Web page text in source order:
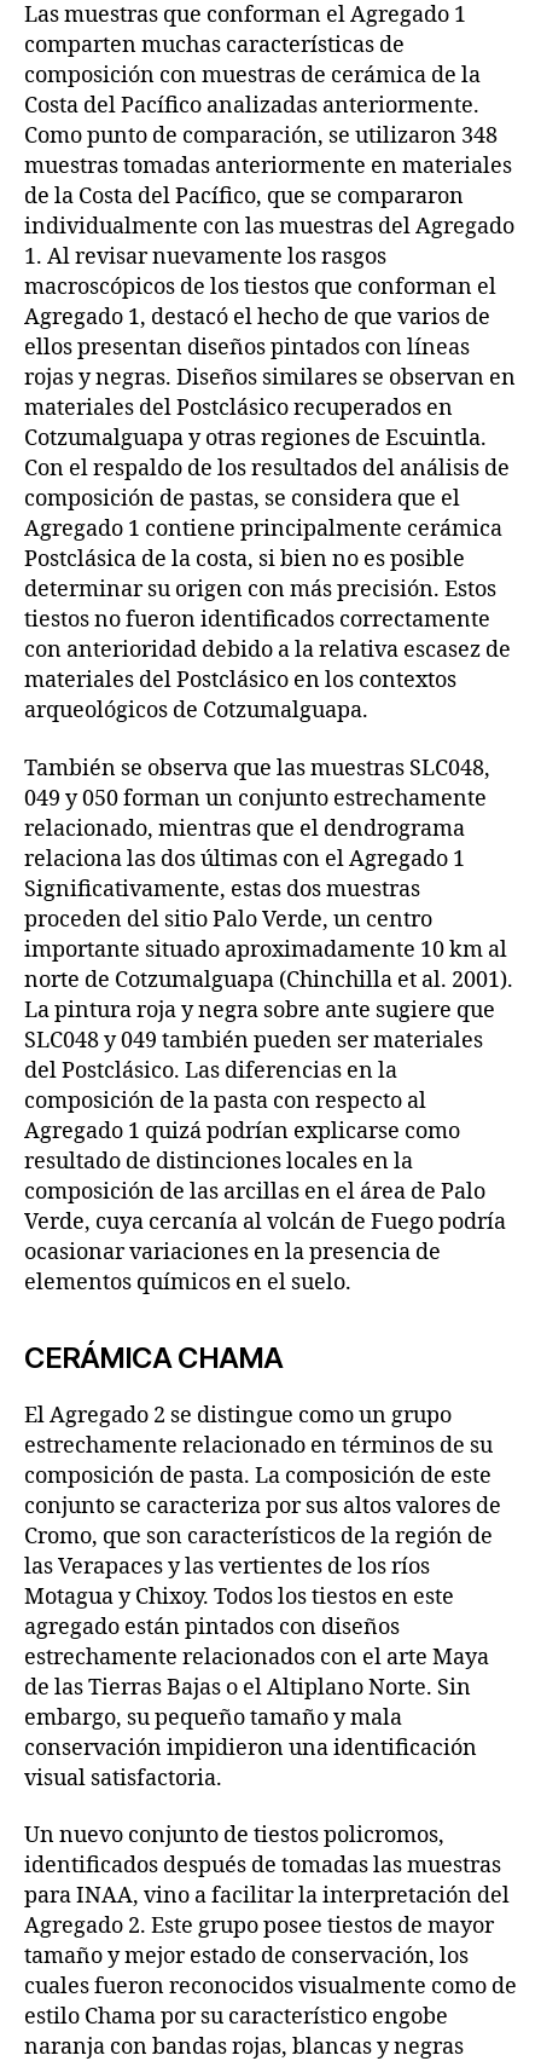
Las muestras que conforman el Agregado 1
comparten muchas características de
composición con muestras de cerámica de la
Costa del Pacífico analizadas anteriormente.
Como punto de comparación, se utilizaron 348
muestras tomadas anteriormente en materiales
de la Costa del Pacífico, que se compararon
individualmente con las muestras del Agregado
1. Al revisar nuevamente los rasgos
macroscópicos de los tiestos que conforman el
Agregado 1, destacó el hecho de que varios de
ellos presentan diseños pintados con líneas
rojas y negras. Diseños similares se observan en
materiales del Postclásico recuperados en
Cotzumalguapa y otras regiones de Escuintla.
Con el respaldo de los resultados del análisis de
composición de pastas, se considera que el
Agregado 1 contiene principalmente cerámica
Postclásica de la costa, si bien no es posible
determinar su origen con más precisión. Estos
tiestos no fueron identificados correctamente
con anterioridad debido a la relativa escasez de
materiales del Postclásico en los contextos
arqueológicos de Cotzumalguapa.
También se observa que las muestras SLC048,
049 y 050 forman un conjunto estrechamente
relacionado, mientras que el dendrograma
relaciona las dos últimas con el Agregado 1
Significativamente, estas dos muestras
proceden del sitio Palo Verde, un centro
importante situado aproximadamente 10 km al
norte de Cotzumalguapa (Chinchilla et al. 2001).
La pintura roja y negra sobre ante sugiere que
SLC048 y 049 también pueden ser materiales
del Postclásico. Las diferencias en la
composición de la pasta con respecto al
Agregado 1 quizá podrían explicarse como
resultado de distinciones locales en la
composición de las arcillas en el área de Palo
Verde, cuya cercanía al volcán de Fuego podría
ocasionar variaciones en la presencia de
elementos químicos en el suelo.
CERÁMICA CHAMA
El Agregado 2 se distingue como un grupo
estrechamente relacionado en términos de su
composición de pasta. La composición de este
conjunto se caracteriza por sus altos valores de
Cromo, que son característicos de la región de
las Verapaces y las vertientes de los ríos
Motagua y Chixoy. Todos los tiestos en este
agregado están pintados con diseños
estrechamente relacionados con el arte Maya
de las Tierras Bajas o el Altiplano Norte. Sin
embargo, su pequeño tamaño y mala
conservación impidieron una identificación
visual satisfactoria.
Un nuevo conjunto de tiestos policromos,
identificados después de tomadas las muestras
para INAA, vino a facilitar la interpretación del
Agregado 2. Este grupo posee tiestos de mayor
tamaño y mejor estado de conservación, los
cuales fueron reconocidos visualmente como de
estilo Chama por su característico engobe
naranja con bandas rojas, blancas y negras